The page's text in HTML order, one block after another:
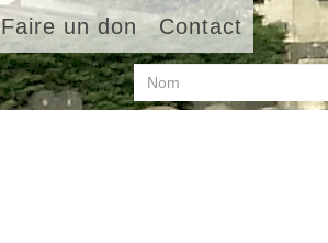
Faire un don Contact